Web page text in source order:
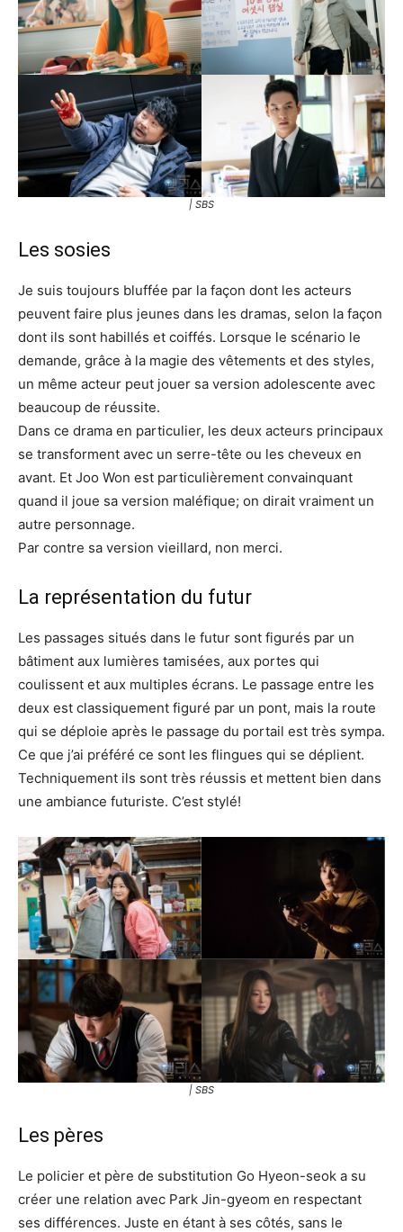
| SBS
Les sosies
Je suis toujours bluffée par la façon dont les acteurs
peuvent faire plus jeunes dans les dramas, selon la façon
dont ils sont habillés et coiffés. Lorsque le scénario le
demande, grâce à la magie des vêtements et des styles,
un même acteur peut jouer sa version adolescente avec
beaucoup de réussite.
Dans ce drama en particulier, les deux acteurs principaux
se transforment avec un serre-tête ou les cheveux en
avant. Et Joo Won est particulièrement convainquant
quand il joue sa version maléfique; on dirait vraiment un
autre personnage.
Par contre sa version vieillard, non merci.
La représentation du futur
Les passages situés dans le futur sont figurés par un
bâtiment aux lumières tamisées, aux portes qui
coulissent et aux multiples écrans. Le passage entre les
deux est classiquement figuré par un pont, mais la route
qui se déploie après le passage du portail est très sympa.
Ce que j’ai préféré ce sont les flingues qui se déplient.
Techniquement ils sont très réussis et mettent bien dans
une ambiance futuriste. C’est stylé!
| SBS
Les pères
Le policier et père de substitution Go Hyeon-seok a su
créer une relation avec Park Jin-gyeom en respectant
ses différences. Juste en étant à ses côtés, sans le